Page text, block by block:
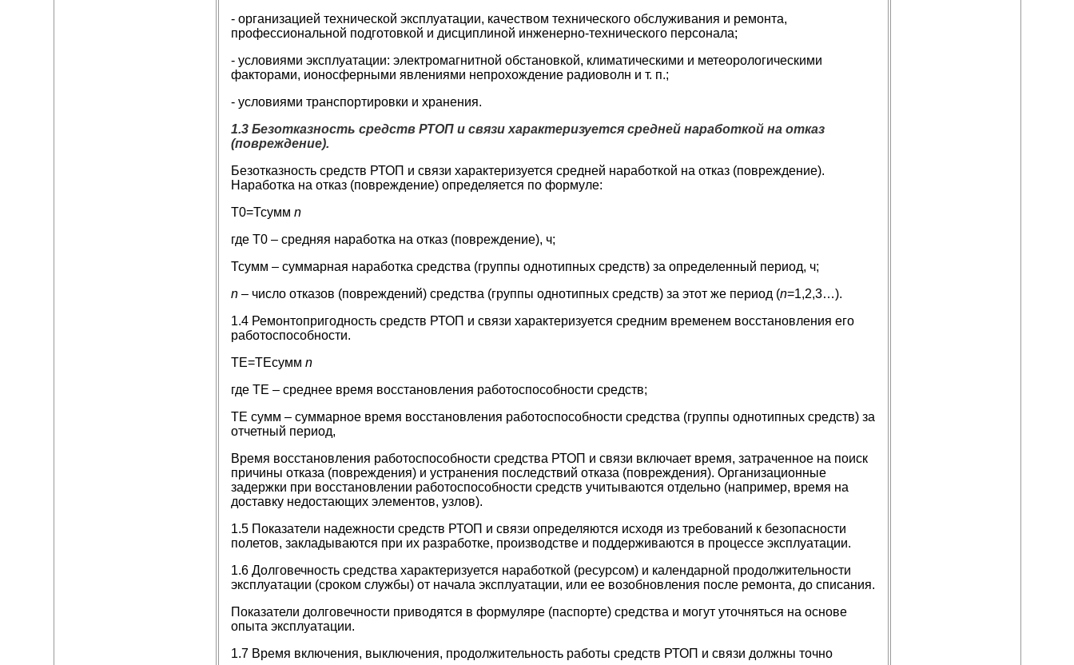
- организацией технической эксплуатации, качеством технического обслуживания и ремонта,
профессиональной подготовкой и дисциплиной инженерно-технического персонала;
- условиями эксплуатации: электромагнитной обстановкой, климатическими и метеорологическими
факторами, ионосферными явлениями непрохождение радиоволн и т. п.;
- условиями транспортировки и хранения.
1.3 Безотказность средств РТОП и связи характеризуется средней наработкой на отказ
(повреждение).
Безотказность средств РТОП и связи характеризуется средней наработкой на отказ (повреждение).
Наработка на отказ (повреждение) определяется по формуле:
Т0=Тсумм n
где Т0 – средняя наработка на отказ (повреждение), ч;
Тсумм – суммарная наработка средства (группы однотипных средств) за определенный период, ч;
n– число отказов (повреждений) средства (группы однотипных средств) за этот же период (n=1,2,3…).
1.4 Ремонтопригодность средств РТОП и связи характеризуется средним временем восстановления его
работоспособности.
ТЕ=ТЕсумм n
где ТЕ – среднее время восстановления работоспособности средств;
ТЕ сумм – суммарное время восстановления работоспособности средства (группы однотипных средств) за
отчетный период,
Время восстановления работоспособности средства РТОП и связи включает время, затраченное на поиск
причины отказа (повреждения) и устранения последствий отказа (повреждения). Организационные
задержки при восстановлении работоспособности средств учитываются отдельно (например, время на
доставку недостающих элементов, узлов).
1.5 Показатели надежности средств РТОП и связи определяются исходя из требований к безопасности
полетов, закладываются при их разработке, производстве и поддерживаются в процессе эксплуатации.
1.6 Долговечность средства характеризуется наработкой (ресурсом) и календарной продолжительности
эксплуатации (сроком службы) от начала эксплуатации, или ее возобновления после ремонта, до списания.
Показатели долговечности приводятся в формуляре (паспорте) средства и могут уточняться на основе
опыта эксплуатации.
1.7 Время включения, выключения, продолжительность работы средств РТОП и связи должны точно